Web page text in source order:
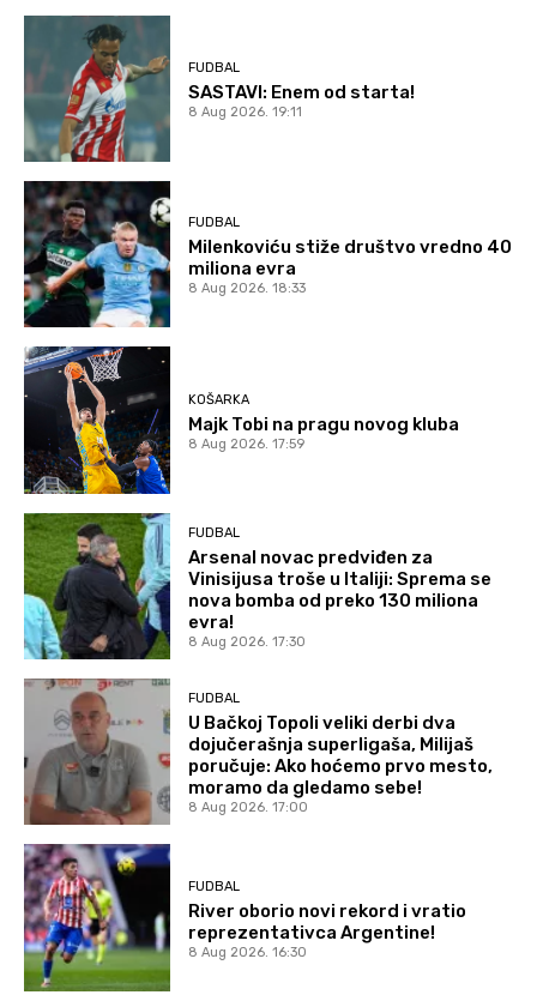
FUDBAL
SASTAVI: Enem od starta!
8 Aug 2026. 19:11
FUDBAL
Milenkoviću stiže društvo vredno 40
miliona evra
8 Aug 2026. 18:33
KOŠARKA
Majk Tobi na pragu novog kluba
8 Aug 2026. 17:59
FUDBAL
Arsenal novac predviđen za
Vinisijusa troše u Italiji: Sprema se
nova bomba od preko 130 miliona
evra!
8 Aug 2026. 17:30
FUDBAL
U Bačkoj Topoli veliki derbi dva
dojučerašnja superligaša, Milijaš
poručuje: Ako hoćemo prvo mesto,
moramo da gledamo sebe!
8 Aug 2026. 17:00
FUDBAL
River oborio novi rekord i vratio
reprezentativca Argentine!
8 Aug 2026. 16:30